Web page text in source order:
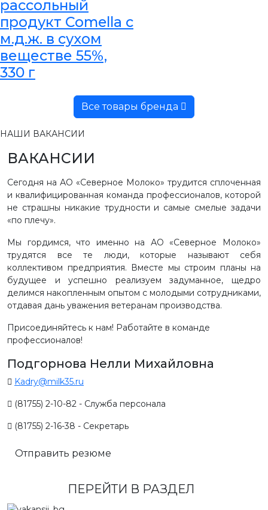
рассольный
продукт Comella с
м.д.ж. в сухом
веществе 55%,
330 г
Все товары бренда
НАШИ ВАКАНСИИ
ВАКАНСИИ
Сегодня на АО «Северное Молоко» трудится сплоченная
и квалифицированная команда профессионалов, которой
не страшны никакие трудности и самые смелые задачи
«по плечу».
Мы гордимся, что именно на АО «Северное Молоко»
трудятся все те люди, которые называют себя
коллективом предприятия. Вместе мы строим планы на
будущее и успешно реализуем задуманное, щедро
делимся накопленным опытом с молодыми сотрудниками,
отдавая дань уважения ветеранам производства.
Присоединяйтесь к нам! Работайте в команде
профессионалов!
Подгорнова Нелли Михайловна
Kadry@milk35.ru
(81755) 2-10-82 - Служба персонала
(81755) 2-16-38 - Секретарь
Отправить резюме
ПЕРЕЙТИ В РАЗДЕЛ